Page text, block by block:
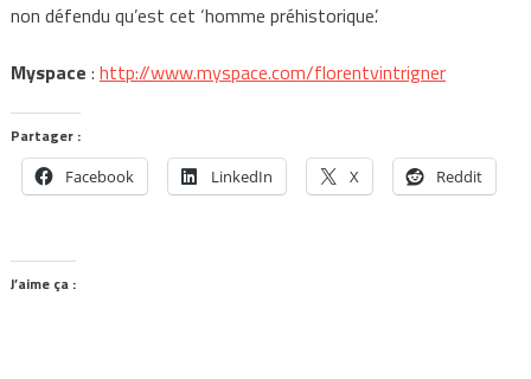
non défendu qu’est cet ‘homme préhistorique’.
Myspace : http://www.myspace.com/florentvintrigner
Partager :
Facebook LinkedIn X Reddit
J’aime ça :